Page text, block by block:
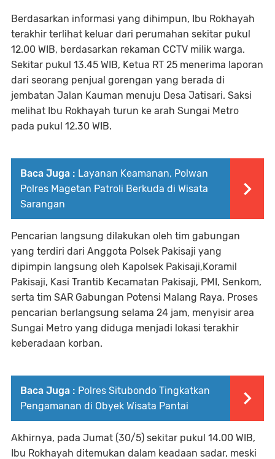
Berdasarkan informasi yang dihimpun, Ibu Rokhayah
terakhir terlihat keluar dari perumahan sekitar pukul
12.00 WIB, berdasarkan rekaman CCTV milik warga.
Sekitar pukul 13.45 WIB, Ketua RT 25 menerima laporan
dari seorang penjual gorengan yang berada di
jembatan Jalan Kauman menuju Desa Jatisari. Saksi
melihat Ibu Rokhayah turun ke arah Sungai Metro
pada pukul 12.30 WIB.
Baca Juga : Layanan Keamanan, Polwan
Polres Magetan Patroli Berkuda di Wisata
Sarangan
Pencarian langsung dilakukan oleh tim gabungan
yang terdiri dari Anggota Polsek Pakisaji yang
dipimpin langsung oleh Kapolsek Pakisaji,Koramil
Pakisaji, Kasi Trantib Kecamatan Pakisaji, PMI, Senkom,
serta tim SAR Gabungan Potensi Malang Raya. Proses
pencarian berlangsung selama 24 jam, menyisir area
Sungai Metro yang diduga menjadi lokasi terakhir
keberadaan korban.
Baca Juga : Polres Situbondo Tingkatkan
Pengamanan di Obyek Wisata Pantai
Akhirnya, pada Jumat (30/5) sekitar pukul 14.00 WIB,
Ibu Rokhayah ditemukan dalam keadaan sadar, meski